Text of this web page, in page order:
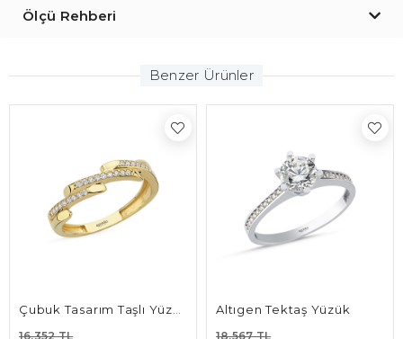
Ölçü Rehberi
Benzer Ürünler
Çubuk Tasarım Taşlı Yüzük
16.352 TL
Altıgen Tektaş Yüzük
18.567 TL